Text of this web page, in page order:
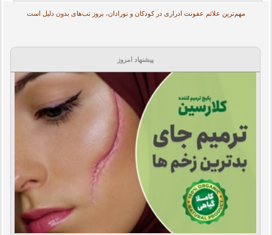
مهم‌ترین علائم عفونت ادراری در کودکان و نورادان، بروز تب‌های بدون دلیل است
پیشنهاد امروز